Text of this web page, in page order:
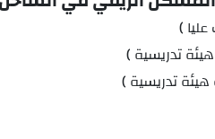
)
تدريسية )
تدريسية )